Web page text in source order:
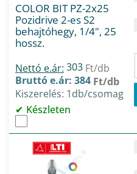
COLOR BIT PZ-2x25
Pozidrive 2-es S2
behajtóhegy, 1/4", 25
hossz.
Nettó e.ár: 303 Ft/db
Bruttó e.ár: 384 Ft/db
Kiszerelés: 1db/csomag
Készleten